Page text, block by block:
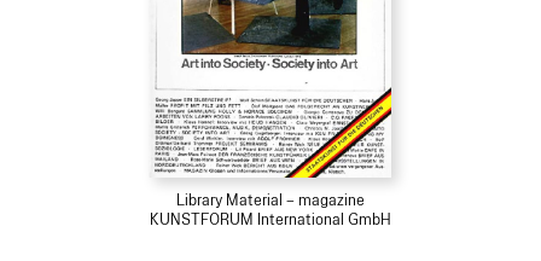
Library Material – magazine
KUNSTFORUM International GmbH